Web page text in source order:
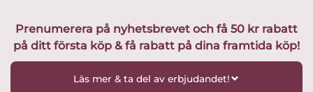
Berg
mängd
Prenumerera på nyhetsbrevet och få 50 kr rabatt
på ditt första köp & få rabatt på dina framtida köp!
Läs mer & ta del av erbjudandet!